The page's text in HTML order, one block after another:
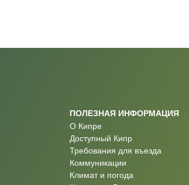
ПОЛЕЗНАЯ ИНФОРМАЦИЯ
О Кипре
Доступный Кипр
Требования для въезда
Коммуникации
Климат и погода